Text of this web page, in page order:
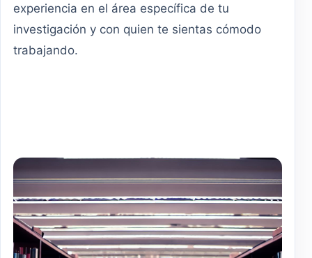
experiencia en el área específica de tu
investigación y con quien te sientas cómodo
trabajando.